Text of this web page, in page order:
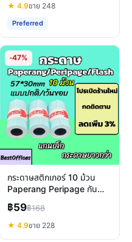
★ 4.9ขาย 248
Preferred
-47%
กระดาษสติกเกอร์ 10 ม้วน
Paperang Peripage กันน้ำ
พิมพ์คมชัดทุกงาน
฿59฿168
★ 4.9ขาย 228